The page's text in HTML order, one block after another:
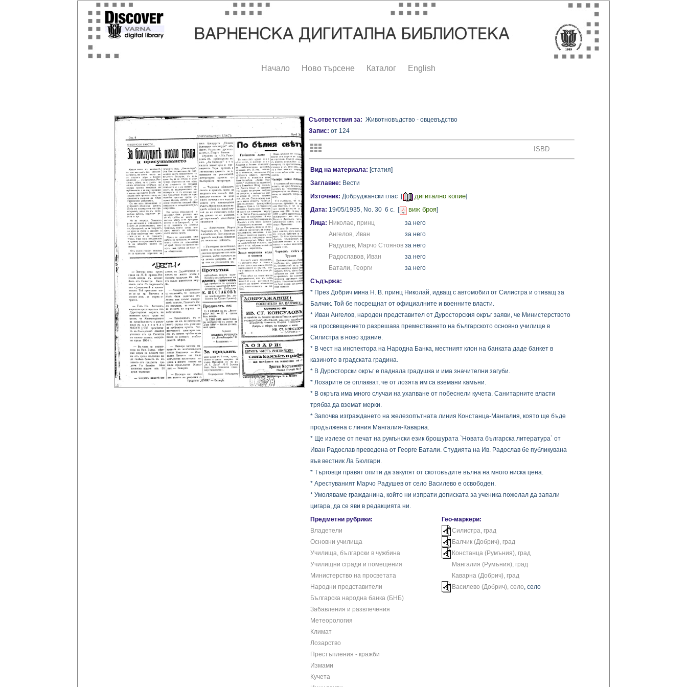
Начало Ново търсене Каталог English
Съответствия за: Животновъдство - овцевъдство
Запис: от 124
ISBD
Вид на материала: [статия]
Заглавие: Вести
Източник: Добруджански глас [ дигитално копие]
Дата: 19/05/1935, No. 30 6 с. [ виж броя]
Лица: Николае, принц
за него
Ангелов, Иван
за него
Радушев, Марчо Стоянов за него
Радославов, Иван
за него
Батали, Георги
за него
Съдържа:
* През Добрич мина Н. В. принц Николай, идващ с автомобил от Силистра и отиващ за
Балчик. Той бе посрещнат от официалните и военните власти.
* Иван Ангелов, народен представител от Дуросторския окръг заяви, че Министерството
на просвещението разрешава преместването на българското основно училище в
Силистра в ново здание.
* В чест на инспектора на Народна Банка, местният клон на банката даде банкет в
казиното в градската градина.
* В Дуросторски окръг е паднала градушка и има значителни загуби.
* Лозарите се оплакват, че от лозята им са вземани камъни.
* В окръга има много случаи на ухапване от побеснели кучета. Санитарните власти
трябва да вземат мерки.
* Започва изграждането на железопътната линия Констанца-Мангалия, която ще бъде
продължена с линия Мангалия-Каварна.
* Ще излезе от печат на румънски език брошурата `Новата българска литература` от
Иван Радослав преведена от Георге Батали. Студията на Ив. Радослав бе публикувана
във вестник Ла Бюлгари.
* Търговци правят опити да закупят от скотовъдите вълна на много ниска цена.
* Арестуваният Марчо Радушев от село Василево е освободен.
* Умоляваме гражданина, който ни изпрати дописката за ученика пожелал да запали
цигара, да се яви в редакцията ни.
Предметни рубрики:
Владетели
Основни училища
Училища, български в чужбина
Училищни сгради и помещения
Министерство на просветата
Народни представители
Българска народна банка (БНБ)
Забавления и развлечения
Метеорология
Климат
Лозарство
Престъпления - кражби
Измами
Кучета
Гео-маркери:
Силистра, град
Балчик (Добрич), град
Констанца (Румъния), град
Мангалия (Румъния), град
Каварна (Добрич), град
Василево (Добрич), село, село